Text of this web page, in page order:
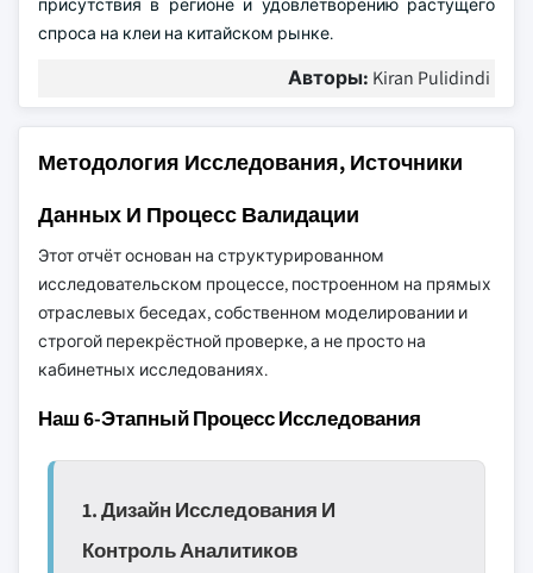
присутствия в регионе и удовлетворению растущего
спроса на клеи на китайском рынке.
Авторы: Kiran Pulidindi
Методология Исследования, Источники
Данных И Процесс Валидации
Этот отчёт основан на структурированном
исследовательском процессе, построенном на прямых
отраслевых беседах, собственном моделировании и
строгой перекрёстной проверке, а не просто на
кабинетных исследованиях.
Наш 6-Этапный Процесс Исследования
1. Дизайн Исследования И
Контроль Аналитиков